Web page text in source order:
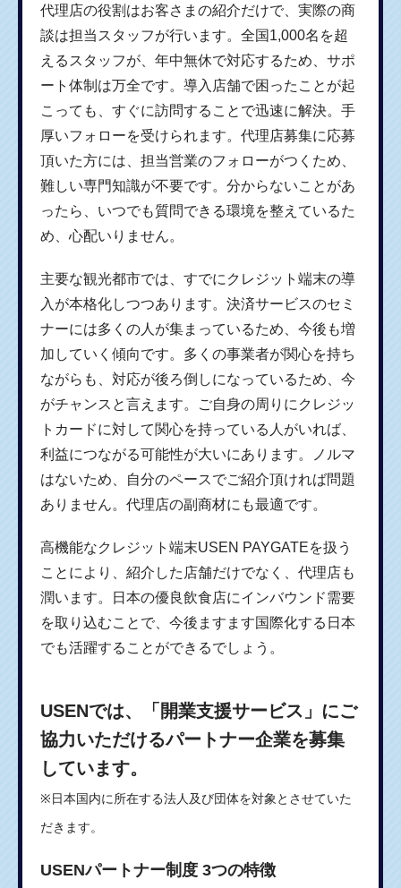
代理店の役割はお客さまの紹介だけで、実際の商
談は担当スタッフが行います。全国1,000名を超
えるスタッフが、年中無休で対応するため、サポ
ート体制は万全です。導入店舗で困ったことが起
こっても、すぐに訪問することで迅速に解決。手
厚いフォローを受けられます。代理店募集に応募
頂いた方には、担当営業のフォローがつくため、
難しい専門知識が不要です。分からないことがあ
ったら、いつでも質問できる環境を整えているた
め、心配いりません。
主要な観光都市では、すでにクレジット端末の導
入が本格化しつつあります。決済サービスのセミ
ナーには多くの人が集まっているため、今後も増
加していく傾向です。多くの事業者が関心を持ち
ながらも、対応が後ろ倒しになっているため、今
がチャンスと言えます。ご自身の周りにクレジッ
トカードに対して関心を持っている人がいれば、
利益につながる可能性が大いにあります。ノルマ
はないため、自分のペースでご紹介頂ければ問題
ありません。代理店の副商材にも最適です。
高機能なクレジット端末USEN PAYGATEを扱う
ことにより、紹介した店舗だけでなく、代理店も
潤います。日本の優良飲食店にインバウンド需要
を取り込むことで、今後ますます国際化する日本
でも活躍することができるでしょう。
USENでは、「開業支援サービス」にご
協力いただけるパートナー企業を募集
しています。
※日本国内に所在する法人及び団体を対象とさせていた
だきます。
USENパートナー制度 3つの特徴